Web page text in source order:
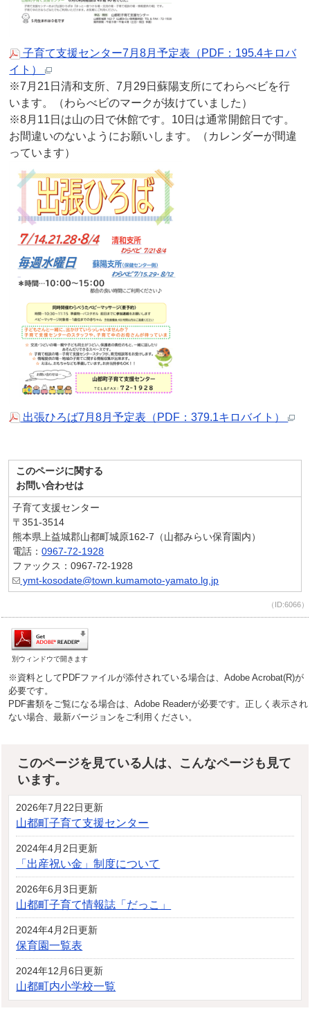
子育て支援センター7月8月予定表（PDF：195.4キロバ
イト）
※7月21日清和支所、7月29日蘇陽支所にてわらべビを行
います。（わらべビのマークが抜けていました）
※8月11日は山の日で休館です。10日は通常開館日です。
お間違いのないようにお願いします。（カレンダーが間違
っています）
出張ひろば7月8月予定表（PDF：379.1キロバイト）
このページに関する
お問い合わせは
子育て支援センター
〒351-3514
熊本県上益城郡山都町城原162‐7（山都みらい保育園内）
電話：0967-72-1928
ファックス：0967-72-1928
ymt-kosodate@town.kumamoto-yamato.lg.jp
（ID:6066）
別ウィンドウで開きます
※資料としてPDFファイルが添付されている場合は、Adobe Acrobat(R)が
必要です。
PDF書類をご覧になる場合は、Adobe Readerが必要です。正しく表示され
ない場合、最新バージョンをご利用ください。
このページを見ている人は、こんなページも見て
います。
2026年7月22日更新
山都町子育て支援センター
2024年4月2日更新
「出産祝い金」制度について
2026年6月3日更新
山都町子育て情報誌「だっこ」
2024年4月2日更新
保育園一覧表
2024年12月6日更新
山都町内小学校一覧